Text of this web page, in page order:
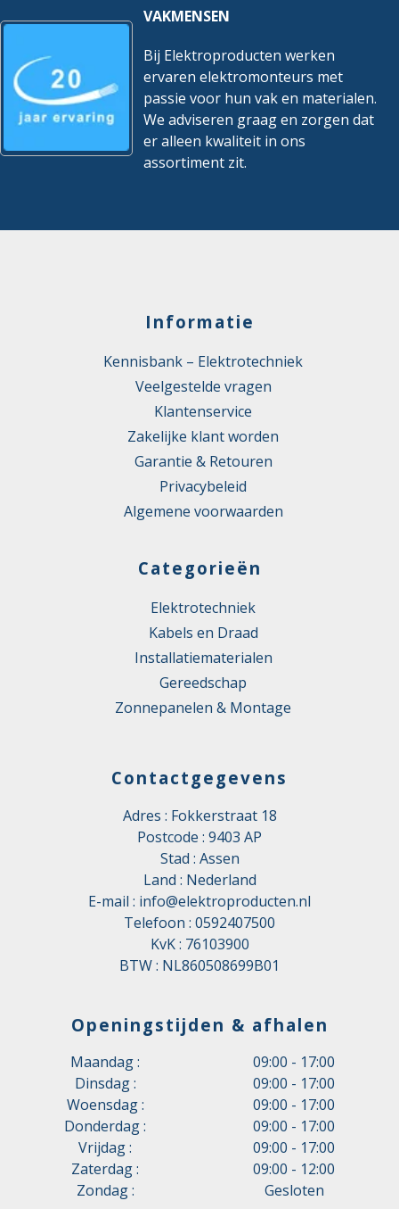
VAKMENSEN
Bij Elektroproducten werken
ervaren elektromonteurs met
passie voor hun vak en materialen.
We adviseren graag en zorgen dat
er alleen kwaliteit in ons
assortiment zit.
Informatie
Kennisbank – Elektrotechniek
Veelgestelde vragen
Klantenservice
Zakelijke klant worden
Garantie & Retouren
Privacybeleid
Algemene voorwaarden
Categorieën
Elektrotechniek
Kabels en Draad
Installatiematerialen
Gereedschap
Zonnepanelen & Montage
Contactgegevens
Adres : Fokkerstraat 18
Postcode : 9403 AP
Stad : Assen
Land : Nederland
E-mail : info@elektroproducten.nl
Telefoon : 0592407500
KvK : 76103900
BTW : NL860508699B01
Openingstijden & afhalen
Maandag :
09:00 - 17:00
Dinsdag :
09:00 - 17:00
Woensdag :
09:00 - 17:00
Donderdag :
09:00 - 17:00
Vrijdag :
09:00 - 17:00
Zaterdag :
09:00 - 12:00
Zondag :
Gesloten